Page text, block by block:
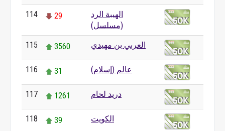
114 29
الهيبة الرد
(مسلسل)
115 3560 العربي بن مهيدي
116 31 عالم (إسلام)
117 1261 دريد لحام
118 39 الكويت